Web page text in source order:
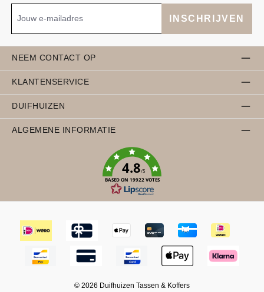
INSCHRIJVEN
NEEM CONTACT OP
KLANTENSERVICE
DUIFHUIZEN
ALGEMENE INFORMATIE
4.8/5
BASED ON 19922 VOTES
© 2026 Duifhuizen Tassen & Koffers